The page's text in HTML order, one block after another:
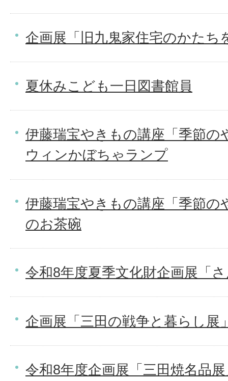
企画展「旧九鬼家住宅のかたち
夏休みこども一日図書館員
伊藤瑞宝やきもの講座「季節
ウィンかぼちゃランプ
伊藤瑞宝やきもの講座「季節の
のお茶碗
令和8年度夏季文化財企画展「
企画展「三田の戦争と暮らし展
令和8年度企画展「三田焼名品